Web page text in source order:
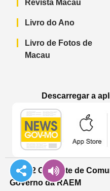
Revista Macau
Livro do Ano
Livro de Fotos de
Macau
Descarregar a
© 2022 Gabinete de
Governo da RAEM